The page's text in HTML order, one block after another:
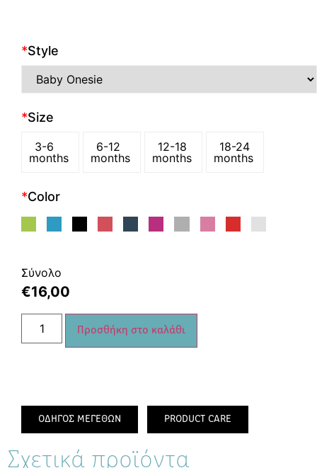
*Style
*Size
3-6
months
6-12
months
12-18
months
18-24
months
*Color
Σύνολο
€16,00
Προσθήκη στο καλάθι
ΟΔΗΓΟΣ ΜΕΓΕΘΩΝ PRODUCT CARE
Σχετικά προϊόντα